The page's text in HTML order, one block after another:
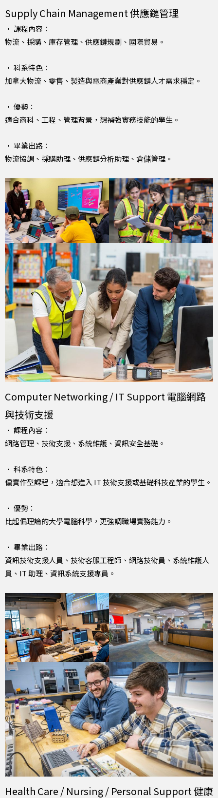
Supply Chain Management 供應鏈管理
• 課程內容：
物流、採購、庫存管理、供應鏈規劃、國際貿易。
• 科系特色：
加拿大物流、零售、製造與電商產業對供應鏈人才需求穩定。
• 優勢：
適合商科、工程、管理背景，想補強實務技能的學生。
• 畢業出路：
物流協調、採購助理、供應鏈分析助理、倉儲管理。
Computer Networking / IT Support 電腦網路
與技術支援
• 課程內容：
網路管理、技術支援、系統維護、資訊安全基礎。
• 科系特色：
偏實作型課程，適合想進入 IT 技術支援或基礎科技產業的學生。
• 優勢：
比起偏理論的大學電腦科學，更強調職場實務能力。
• 畢業出路：
資訊技術支援人員、技術客服工程師、網路技術員、系統維護人
員、IT 助理、資訊系統支援專員。
Health Care / Nursing / Personal Support 健康